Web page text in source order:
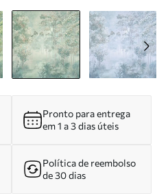
Pronto para entrega
em 1 a 3 dias úteis
Política de reembolso
de 30 dias